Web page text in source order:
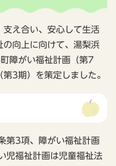
え合い、安心して生活
の向上に向けて、湯梨浜
障がい福祉計画（第7
3期）を策定しました。
第3項、障がい福祉計画
児福祉計画は児童福祉法